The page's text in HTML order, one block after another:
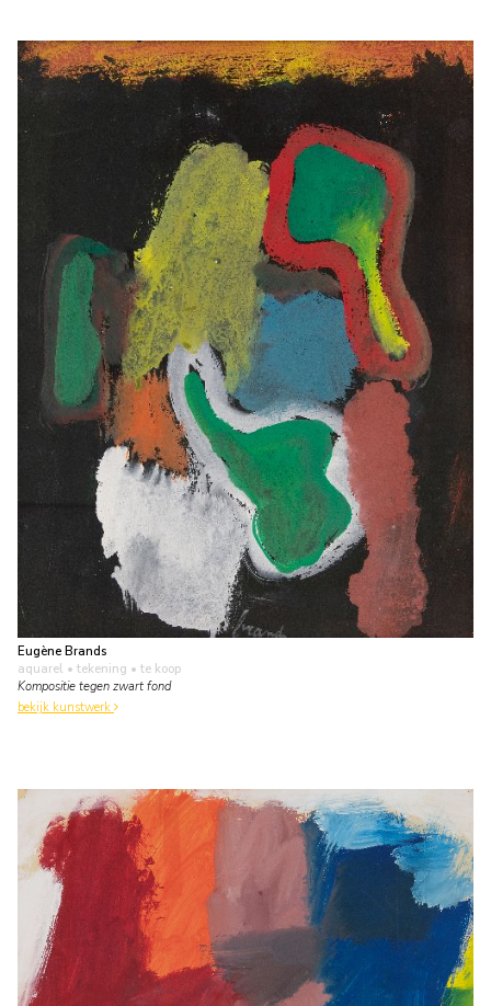
Eugène Brands
aquarel • tekening • te koop
Kompositie tegen zwart fond
bekijk kunstwerk